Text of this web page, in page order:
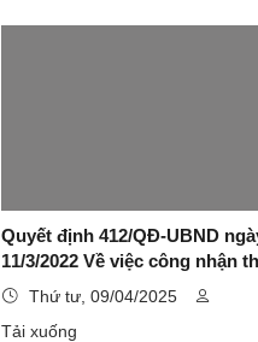
Quyết định 412/QĐ-UBND
11/3/2022 Về việc công nhận
Cao Lộc, huyện Cao Lộc, tỉnh
Sơn là đô thị loại V
Thứ tư, 09/04/2025
Tải xuống